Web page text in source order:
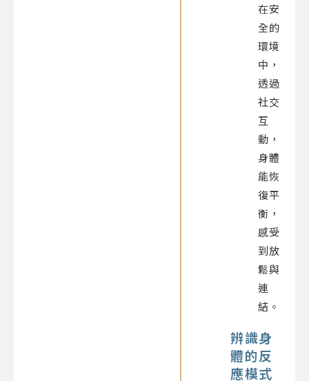
在安
全的
環境
中，
透過
社交
互
動，
身體
能恢
復平
衡，
感受
到放
鬆與
連
結。
辨識身
體的反
應模式